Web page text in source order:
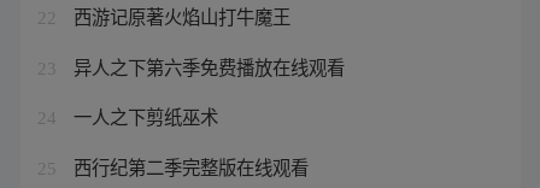
22 西游记原著火焰山打牛魔王
23 异人之下第六季免费播放在线观看
24 一人之下剪纸巫术
25 西行纪第二季完整版在线观看